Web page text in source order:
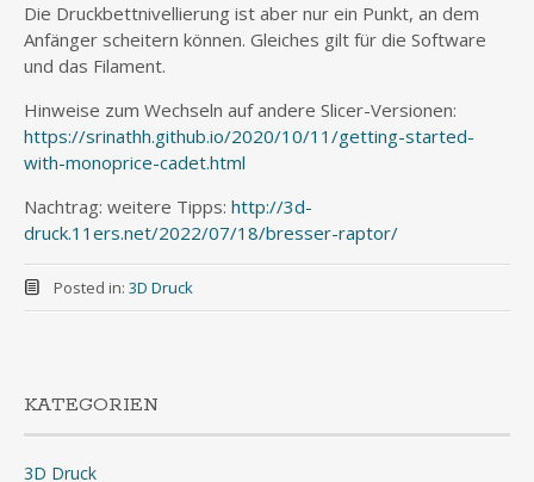
Die Druckbettnivellierung ist aber nur ein Punkt, an dem
Anfänger scheitern können. Gleiches gilt für die Software
und das Filament.
Hinweise zum Wechseln auf andere Slicer-Versionen:
https://srinathh.github.io/2020/10/11/getting-started-
with-monoprice-cadet.html
Nachtrag: weitere Tipps: http://3d-
druck.11ers.net/2022/07/18/bresser-raptor/
Posted in: 3D Druck
KATEGORIEN
3D Druck